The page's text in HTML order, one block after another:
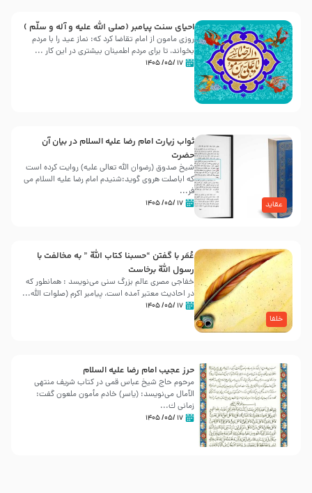
احیای سنت پیامبر (صلی الله علیه و آله و سلّم )
روزی مامون از امام تقاضا کرد که: نماز عید را با مردم
بخواند، تا برای مردم اطمینان بیشتری در این کار ...
۱۷ /۰۵/ ۱۴۰۵
عقاید
ثواب زیارت امام رضا علیه السلام در بیان آن
حضرت
شیخ صدوق (رضوان الله تعالی علیه) روایت کرده است
که اباصلت هروی گوید:شنیدم امام رضا علیه السلام می
فر...
۱۷ /۰۵/ ۱۴۰۵
خلفا
عُمَر با گفتن “حسبنا كتاب اللّه ” به مخالفت با
رسول اللّه برخاست
خفاجی مصری عالم بزرگ سنی می‌نویسد : همانطور که
در احادیث معتبر آمده است، پیامبر اکرم (صلوات اللّه...
۱۷ /۰۵/ ۱۴۰۵
حرز عجیب امام رضا علیه السلام
مرحوم حاج شیخ عباس قمی در کتاب شریف منتهی
الآمال می‌نویسد: (ياسر) خادم مأمون ملعون گفت:
زمانى ك...
۱۷ /۰۵/ ۱۴۰۵